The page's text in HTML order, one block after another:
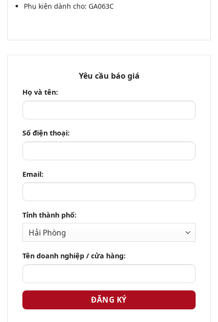
Phụ kiện dành cho: GA063C
Yêu cầu báo giá
Họ và tên:
Số điện thoại:
Email:
Tỉnh thành phố:
Tên doanh nghiệp / cửa hàng: